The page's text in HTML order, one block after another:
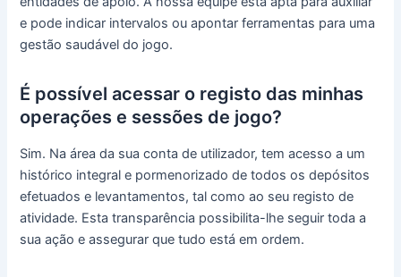
e pode indicar intervalos ou apontar ferramentas para uma
gestão saudável do jogo.
É possível acessar o registo das minhas
operações e sessões de jogo?
Sim. Na área da sua conta de utilizador, tem acesso a um
histórico integral e pormenorizado de todos os depósitos
efetuados e levantamentos, tal como ao seu registo de
atividade. Esta transparência possibilita-lhe seguir toda a
sua ação e assegurar que tudo está em ordem.